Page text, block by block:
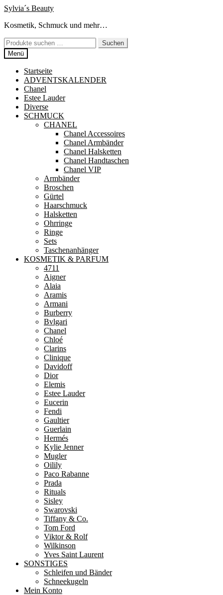
Zur
springen
Zum
springen
Sylvia´s Beauty
Kosmetik, Schmuck und mehr…
Suchen
nach:
Suchen
Menü
Startseite
ADVENTSKALENDER
Chanel
Estee Lauder
Diverse
SCHMUCK
CHANEL
Chanel Accessoires
Chanel Armbänder
Chanel Halsketten
Chanel Handtaschen
Chanel VIP
Armbänder
Broschen
Gürtel
Haarschmuck
Halsketten
Ohrringe
Ringe
Sets
Taschenanhänger
KOSMETIK & PARFUM
4711
Aigner
Alaia
Aramis
Armani
Burberry
Bvlgari
Chanel
Chloé
Clarins
Clinique
Davidoff
Dior
Elemis
Estee Lauder
Eucerin
Fendi
Gaultier
Guerlain
Hermés
Kylie Jenner
Mugler
Oilily
Paco Rabanne
Prada
Rituals
Sisley
Swarovski
Tiffany & Co.
Tom Ford
Viktor & Rolf
Wilkinson
Yves Saint Laurent
SONSTIGES
Schleifen und Bänder
Schneekugeln
Mein Konto